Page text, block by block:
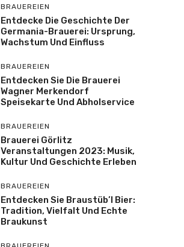
BRAUEREIEN
Entdecke Die Geschichte Der
Germania-Brauerei: Ursprung,
Wachstum Und Einfluss
BRAUEREIEN
Entdecken Sie Die Brauerei
Wagner Merkendorf
Speisekarte Und Abholservice
BRAUEREIEN
Brauerei Görlitz
Veranstaltungen 2023: Musik,
Kultur Und Geschichte Erleben
BRAUEREIEN
Entdecken Sie Braustüb’l Bier:
Tradition, Vielfalt Und Echte
Braukunst